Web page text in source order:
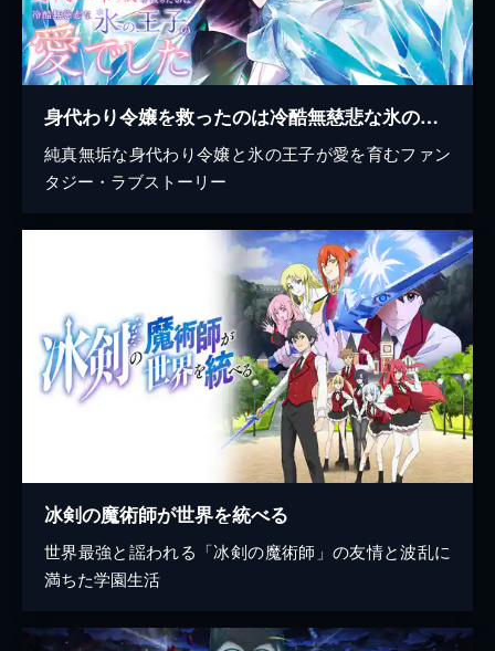
身代わり令嬢を救ったのは冷酷無慈悲な氷の王子の愛でした
純真無垢な身代わり令嬢と氷の王子が愛を育むファン
タジー・ラブストーリー
冰剣の魔術師が世界を統べる
世界最強と謡われる「冰剣の魔術師」の友情と波乱に
満ちた学園生活